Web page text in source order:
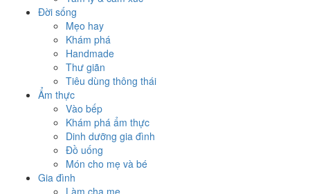
Đời sống
Mẹo hay
Khám phá
Handmade
Thư giãn
Tiêu dùng thông thái
Ẩm thực
Vào bếp
Khám phá ẩm thực
Dinh dưỡng gia đình
Đồ uống
Món cho mẹ và bé
Gia đình